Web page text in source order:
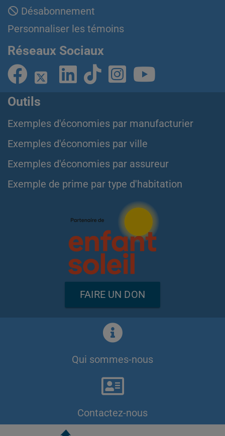
Désabonnement
Personnaliser les témoins
Réseaux Sociaux
Outils
Exemples d'économies par manufacturier
Exemples d'économies par ville
Exemples d'économies par assureur
Exemple de prime par type d'habitation
FAIRE UN DON
Qui sommes-nous
Contactez-nous